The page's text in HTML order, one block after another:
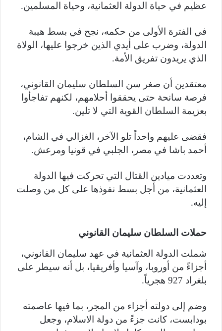
عظيم في حياة الدولة العثمانية، وحياة المسلمين.
في الفترة الأولى من حكمه، نجح في بسط هيبة
الدولة، وضرب على أيدي الذين خرجوا عليها، الولاة
الذي يريدون تفريق الأمة.
معتقدين أن صغر سن السلطان سليمان القانوني،
فرصة سانحة حتى يحققوا أحلامهم، لكنهم تفاجأوا
بعزيمة السلطان القوية التي لا تلين.
فقضى عليهم واحداً تلو الآخر، الغزالي في الشام،
أحمد باشا في مصر، الجلبي في قونيا ومرعش.
وتعددت ميادين القتال التي تحركت فيها الدولة
العثمانية، من أجل بسط نفوذها على كل من وصلت
إليه.
حملات السلطان سليمان القانوني
شملت الدولة العثمانية في عهد سليمان القانوني،
أجزاءً من أوروبا، وآسيا وأفريقيا، بل أنه سيطر على
بلغراد 927 هجرياً.
وضم إلى دولته أجزاء من المجر، بما فيها عاصمته
بودابست، كانت جزءً من دولة الاسلام، وجعل